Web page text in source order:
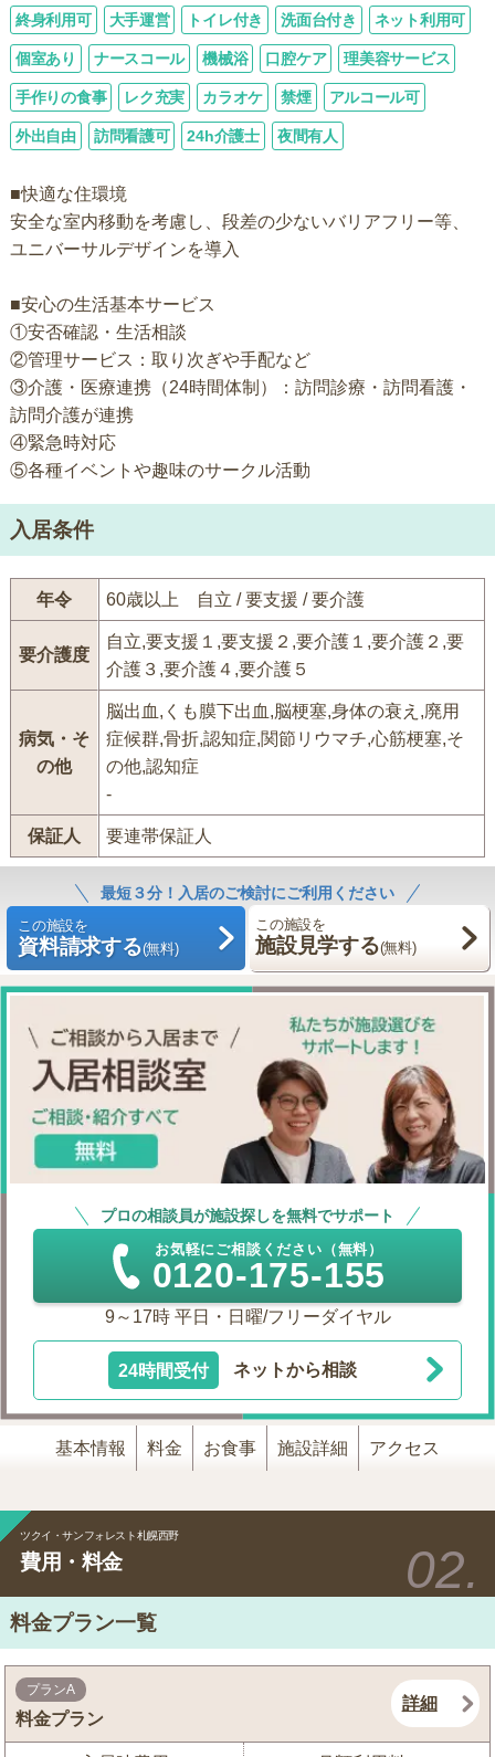
終身利用可 大手運営 トイレ付き 洗面台付き ネット利用可
個室あり ナースコール 機械浴 口腔ケア 理美容サービス
手作りの食事 レク充実 カラオケ 禁煙 アルコール可
外出自由 訪問看護可 24h介護士 夜間有人
■快適な住環境
安全な室内移動を考慮し、段差の少ないバリアフリー等、
ユニバーサルデザインを導入
■安心の生活基本サービス
①安否確認・生活相談
②管理サービス：取り次ぎや手配など
③介護・医療連携（24時間体制）：訪問診療・訪問看護・
訪問介護が連携
④緊急時対応
⑤各種イベントや趣味のサークル活動
入居条件
年令 60歳以上 自立 / 要支援 / 要介護
要介護度
自立,要支援１,要支援２,要介護１,要介護２,要
介護３,要介護４,要介護５
病気・そ
の他
脳出血,くも膜下出血,脳梗塞,身体の衰え,廃用
症候群,骨折,認知症,関節リウマチ,心筋梗塞,そ
の他,認知症
-
保証人 要連帯保証人
最短３分！入居のご検討にご利用ください
この施設を
資料請求する(無料)
この施設を
施設見学する(無料)
プロの相談員が施設探しを無料でサポート
お気軽にご相談ください（無料）
0120-175-155
9～17時 平日・日曜/フリーダイヤル
24時間受付 ネットから相談
基本情報 料金 お食事 施設詳細 アクセス
ツクイ・サンフォレスト札幌西野
費用・料金
料金プラン一覧
プランA
料金プラン
詳細